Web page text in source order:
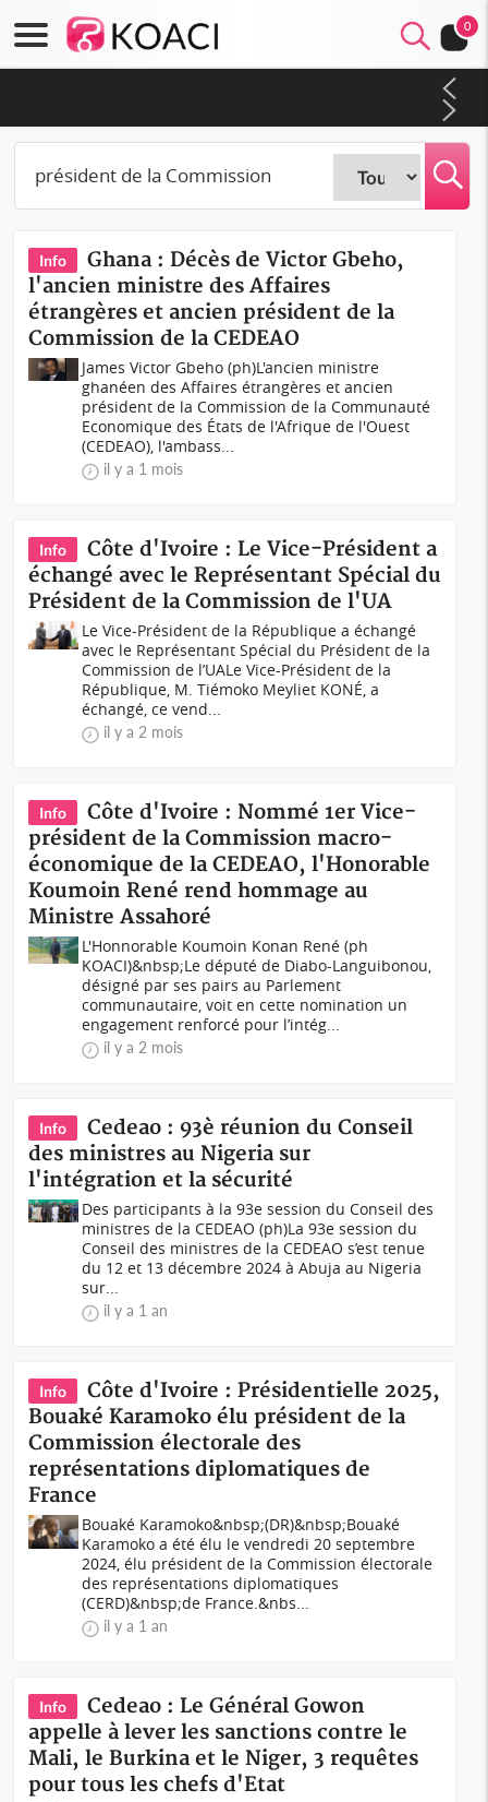
0
dépigmentants dangereux
Info
Ghana : Décès de Victor Gbeho,
l'ancien ministre des Affaires
étrangères et ancien président de la
Commission de la CEDEAO
James Victor Gbeho (ph)L'ancien ministre
ghanéen des Affaires étrangères et ancien
président de la Commission de la Communauté
Economique des États de l'Afrique de l'Ouest
(CEDEAO), l'ambass...
il y a 1 mois
Info
Côte d'Ivoire : Le Vice-Président a
échangé avec le Représentant Spécial du
Président de la Commission de l'UA
Le Vice-Président de la République a échangé
avec le Représentant Spécial du Président de la
Commission de l’UALe Vice-Président de la
République, M. Tiémoko Meyliet KONÉ, a
échangé, ce vend...
il y a 2 mois
Info
Côte d'Ivoire : Nommé 1er Vice-
président de la Commission macro-
économique de la CEDEAO, l'Honorable
Koumoin René rend hommage au
Ministre Assahoré
L'Honnorable Koumoin Konan René (ph
KOACI)&nbsp;Le député de Diabo-Languibonou,
désigné par ses pairs au Parlement
communautaire, voit en cette nomination un
engagement renforcé pour l’intég...
il y a 2 mois
Info
Cedeao : 93è réunion du Conseil
des ministres au Nigeria sur
l'intégration et la sécurité
Des participants à la 93e session du Conseil des
ministres de la CEDEAO (ph)La 93e session du
Conseil des ministres de la CEDEAO s’est tenue
du 12 et 13 décembre 2024 à Abuja au Nigeria
sur...
il y a 1 an
Info
Côte d'Ivoire : Présidentielle 2025,
Bouaké Karamoko élu président de la
Commission électorale des
représentations diplomatiques de
France
Bouaké Karamoko&nbsp;(DR)&nbsp;Bouaké
Karamoko a été élu le vendredi 20 septembre
2024, élu président de la Commission électorale
des représentations diplomatiques
(CERD)&nbsp;de France.&nbs...
il y a 1 an
Info
Cedeao : Le Général Gowon
appelle à lever les sanctions contre le
Mali, le Burkina et le Niger, 3 requêtes
pour tous les chefs d'Etat